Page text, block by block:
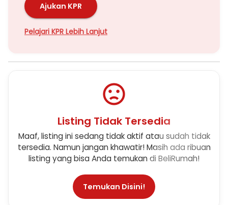
Ajukan KPR
Pelajari KPR Lebih Lanjut
Listing Tidak Tersedia
Maaf, listing ini sedang tidak aktif atau sudah tidak
tersedia. Namun jangan khawatir! Masih ada ribuan
listing yang bisa Anda temukan di BeliRumah!
Temukan Disini!